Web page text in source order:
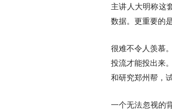
主讲人大明称这
数据。更重要的
很难不令人羡慕
投流才能投出来
和研究郑州帮，
一个无法忽视的